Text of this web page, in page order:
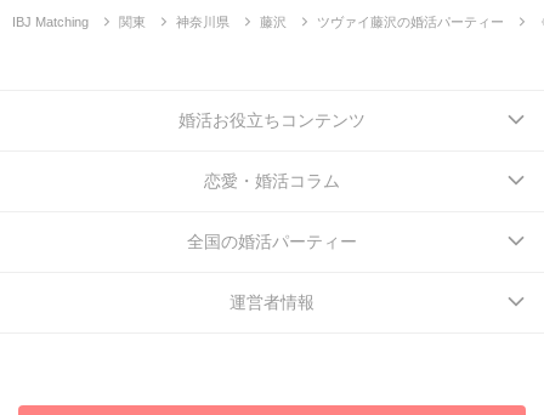
IBJ Matching 関東 神奈川県 藤沢 ツヴァイ藤沢の婚活パーティー
婚活お役立ちコンテンツ
恋愛・婚活コラム
全国の婚活パーティー
運営者情報